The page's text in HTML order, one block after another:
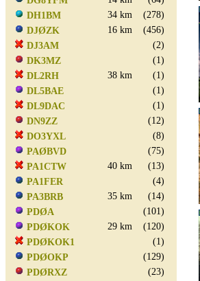
DH1BM
34 km
(278)
DJØZK
16 km
(456)
DJ3AM
(2)
DK3MZ
(1)
DL2RH
38 km
(1)
DL5BAE
(1)
DL9DAC
(1)
DN9ZZ
(12)
DO3YXL
(8)
PAØBVD
(75)
PA1CTW
40 km
(13)
PA1FER
(4)
PA3BRB
35 km
(14)
PDØA
(101)
PDØKOK
29 km
(120)
PDØKOK1
(1)
PDØOKP
(129)
PDØRXZ
(23)